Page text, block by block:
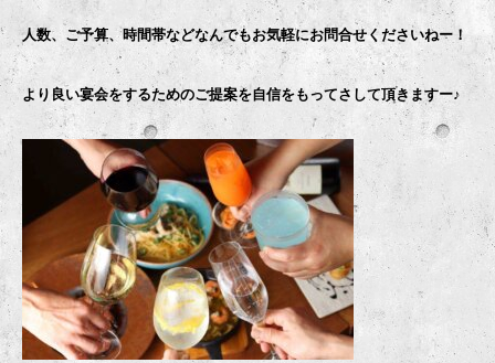
人数、ご予算、時間帯などなんでもお気軽にお問合せくださいねー！
より良い宴会をするためのご提案を自信をもってさして頂きますー♪